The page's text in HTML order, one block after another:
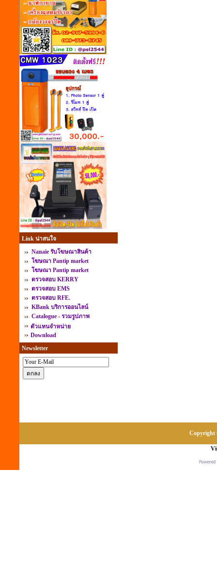
Link น่าสนใจ
Nanaie รับโฆษณาสินค้า
โฆษณา Pantip market
โฆษณา Pantip market
ตรวจสอบ KERRY
ตรวจสอบ EMS
ตรวจสอบ RFE.
KBank บริการออนไลน์
Catalogue - รวมรูปภาพ
ตัวแทนจำหน่าย
Download
Newsletter
Copyright